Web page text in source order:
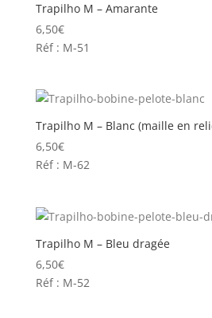
Trapilho M – Amarante
6,50€
Réf : M-51
Trapilho M – Blanc (maille en
6,50€
Réf : M-62
Trapilho M – Bleu dragée
6,50€
Réf : M-52